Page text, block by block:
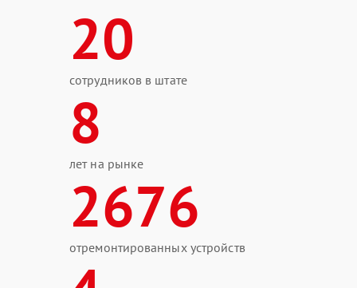
20
сотрудников в штате
8
лет на рынке
2676
отремонтированных устройств